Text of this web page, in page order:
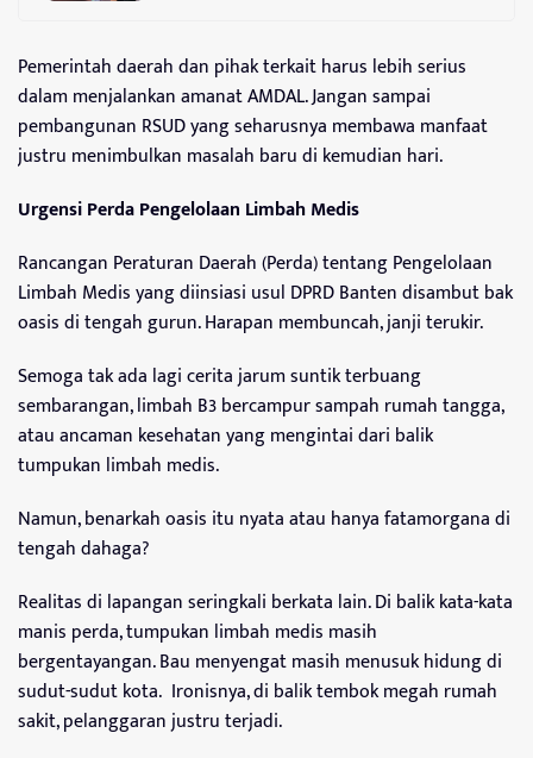
Pemerintah daerah dan pihak terkait harus lebih serius
dalam menjalankan amanat AMDAL. Jangan sampai
pembangunan RSUD yang seharusnya membawa manfaat
justru menimbulkan masalah baru di kemudian hari.
Urgensi Perda Pengelolaan Limbah Medis
Rancangan Peraturan Daerah (Perda) tentang Pengelolaan
Limbah Medis yang diinsiasi usul DPRD Banten disambut bak
oasis di tengah gurun. Harapan membuncah, janji terukir.
Semoga tak ada lagi cerita jarum suntik terbuang
sembarangan, limbah B3 bercampur sampah rumah tangga,
atau ancaman kesehatan yang mengintai dari balik
tumpukan limbah medis.
Namun, benarkah oasis itu nyata atau hanya fatamorgana di
tengah dahaga?
Realitas di lapangan seringkali berkata lain. Di balik kata-kata
manis perda, tumpukan limbah medis masih
bergentayangan. Bau menyengat masih menusuk hidung di
sudut-sudut kota. Ironisnya, di balik tembok megah rumah
sakit, pelanggaran justru terjadi.